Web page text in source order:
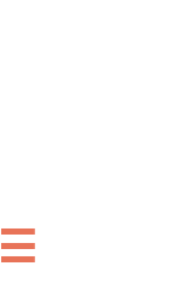
☰